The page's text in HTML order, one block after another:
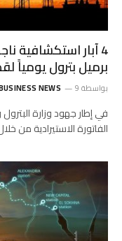
برميل بترول يومياً
بواسطة NEWS 9 يناير، 2026
​في إطار جهود وزارة
الفاتورة الاستيرادية من